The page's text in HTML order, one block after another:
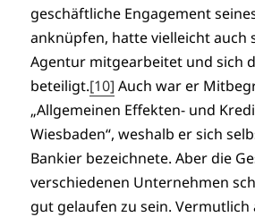
geschäftliche Engagement
anknüpfen, hatte vielleicht auch
Agentur mitgearbeitet und sich
beteiligt.[10] Auch war er
„Allgemeinen Effekten- und
Wiesbaden“, weshalb er sich
Bankier bezeichnete. Aber die
verschiedenen Unternehmen
gut gelaufen zu sein.